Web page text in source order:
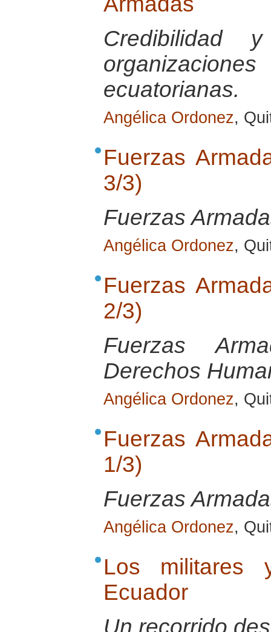
Credibilidad
ecuatorianas.
Angélica Ordonez,
Fuerzas
3/3)
Fuerzas
Angélica Ordonez,
Fuerzas
2/3)
Fuerzas
Derechos
Angélica Ordonez,
Fuerzas
1/3)
Fuerzas
Angélica Ordonez,
Los
Ecuador
Un recorrido